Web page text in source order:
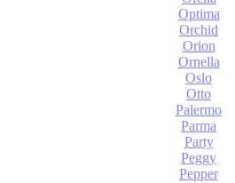
Optima
Orchid
Orion
Ornella
Oslo
Otto
Palermo
Parma
Party
Peggy
Pepper